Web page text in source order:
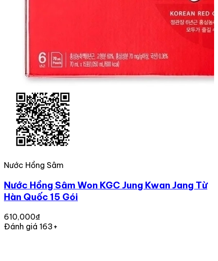
Nước Hồng Sâm
Nước Hồng Sâm Won KGC Jung Kwan Jang Từ
Hàn Quốc 15 Gói
610,000₫
Đánh giá 163+